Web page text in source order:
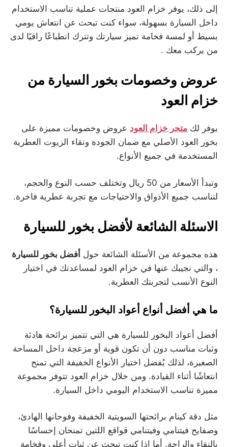
إلى ذلك، يوفر خزام العود منتجات عملية تناسب الاستخدام
داخل السيارة بسهولة، سواء كنت تبحث عن انتعاش يومي
بسيط أو لمسة فخامة تميز سيارتك وتترك انطباعًا راقيًا لدى
من يركب معك .
عروض وخصومات بخور السيارة من
خزام العود
يوفر لك متجر خزام العود عروض وخصومات مميزة على
بخور العود الأصلي مع ضمان الجودة ونقاء الزيوت العطرية
المستخدمة في جميع الأنواع.
وتبدأ الأسعار من 50 ريال وتختلف حسب النوع والحجم،
لتناسب جميع الأذواق والاحتياجات مع تجربة عطرية فاخرة.
الاسئلة الشائعة لأفضل بخور للسيارة
هذه مجموعة من الأسئلة الشائعة حول أفضل بخور للسيارة
، والتي نجيبك عنها في خزام العود لمساعدتك في اختيار
النوع الأنسب لتجربتك العطرية.
ما هي أفضل أنواع أعواد البخور للسيارة؟
أفضل أعواد البخور للسيارة هي التي تتميز برائحة هادئة
وثبات مناسب دون أن تكون قوية أو مزعجة داخل المساحة
الصغيرة، لذلك يُفضل اختيار الأنواع الخفيفة التي تمنح
انتعاشًا أثناء القيادة. ومن خلال خزام العود تتوفر مجموعة
مميزة تناسب الاستخدام اليومي داخل السيارة.
مثل دقة كينام برائحتها السويتية الخفيفة وفوحانها الهادئ،
وصفايح فيتنامي وفيتنامي قواقع اللتين تمنحان إحساسًا
بالنقاء والراحة. أما إذا كنت تبحث عن ثبات أعلى وفخامة